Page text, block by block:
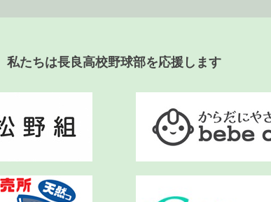
私たちは長良高校野球部を応援します